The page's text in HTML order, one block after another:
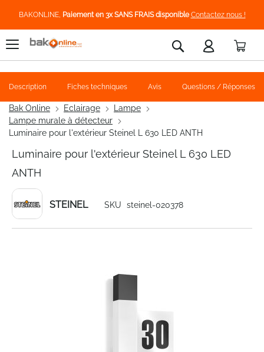
BAKONLINE, Paiement en 3x SANS FRAIS disponible Contactez nous !
Rechercher
Bak Online Eclairage
Lampe
Lampe murale à détecteur
Luminaire pour l'extérieur Steinel L 630 LED ANTH
Luminaire pour l'extérieur Steinel L 630 LED
ANTH
STEINEL SKU steinel-020378
Description Fiches techniques Avis Questions / Réponses